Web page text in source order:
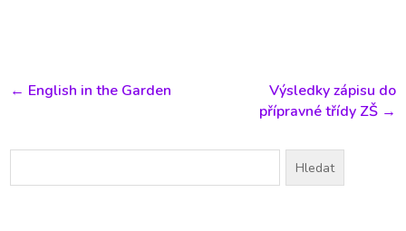
← English in the Garden
Výsledky zápisu do
přípravné třídy ZŠ→
Vyhledávání